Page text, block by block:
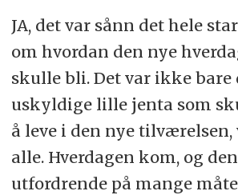
JA, det var sånn det hele
om hvordan den nye
skulle bli. Det var ikke bare
uskyldige lille jenta som
å leve i den nye
alle. Hverdagen kom, og
utfordrende på mange